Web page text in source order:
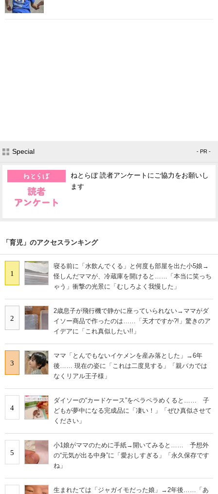
Special - PR -
ねとらぼ 読者アンケートにご協力をお願いし
ます
「育児」のアクセスランキング
1
寝る前に「水飲んでくる」と何度も部屋を出た小5娘→
怪しんだママが、冷蔵庫を開けると……「本当に笑っち
ゃう」衝撃の光景に「むしろよく我慢した」
2
2歳息子が飛行機で静かに座っていられない→ママがダ
イソー商品で作ったのは……「天才ですか?!」驚きのア
イデアに「これ真似したい!!」
3
ママ「とんでもないイケメンを産み落とした」→6年
後…… 現在の姿に「これは二度見する」「親バカでは
なくリアル王子様」
4
ダイソーの“カードケース”をペラペラめくると…… 子
どもが夢中になる完成品に「凄い！」「ぜひ真似させて
ください」
5
小1娘がママのために手紙→開いてみると…… 予想外
の“元気が出る中身”に「愛おしすぎる」「永久保存です
ね」
生まれたては「ジャガイモだった娘」→2年後……「あ